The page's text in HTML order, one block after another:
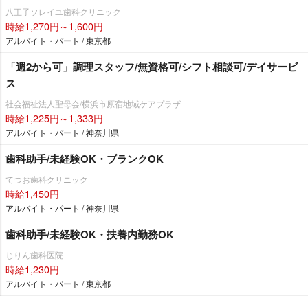
八王子ソレイユ歯科クリニック
時給1,270円～1,600円
アルバイト・パート / 東京都
「週2から可」調理スタッフ/無資格可/シフト相談可/デイサービ
ス
社会福祉法人聖母会/横浜市原宿地域ケアプラザ
時給1,225円～1,333円
アルバイト・パート / 神奈川県
歯科助手/未経験OK・ブランクOK
てつお歯科クリニック
時給1,450円
アルバイト・パート / 神奈川県
歯科助手/未経験OK・扶養内勤務OK
じりん歯科医院
時給1,230円
アルバイト・パート / 東京都